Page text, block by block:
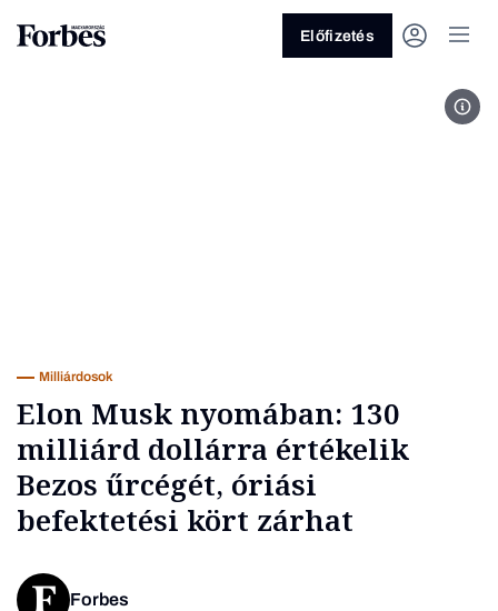
Üzlet
Előfizetés
Milliárdosok
Elon Musk nyomában: 130
milliárd dollárra értékelik
Bezos űrcégét, óriási
befektetési kört zárhat
Forbes